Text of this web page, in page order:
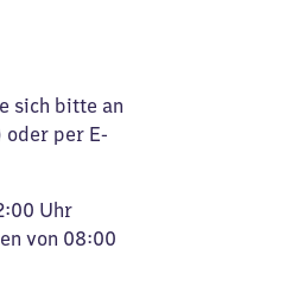
sich bitte an
per E-
Uhr
von 08:00